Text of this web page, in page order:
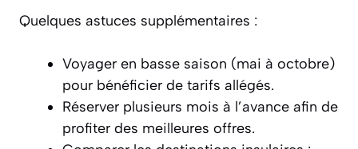
Quelques astuces supplémentaires :
Voyager en basse saison (mai à octobre)
pour bénéficier de tarifs allégés.
Réserver plusieurs mois à l’avance afin de
profiter des meilleures offres.